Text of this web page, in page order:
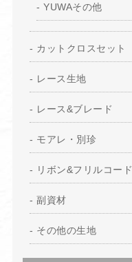
YUWAその他
カットクロスセット
レース生地
レース&ブレード
モアレ・別珍
リボン&フリルコード
副資材
その他の生地